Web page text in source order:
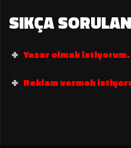
SIKÇA SORULAN
Yazar olmak istiyorum.
Reklam vermek